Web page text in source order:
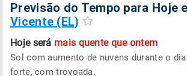
Previsão do Tempo para Hoje
Vicente (EL)
Hoje será mais quente que ontem
Sol com aumento de nuvens durante o
forte, com trovoada.